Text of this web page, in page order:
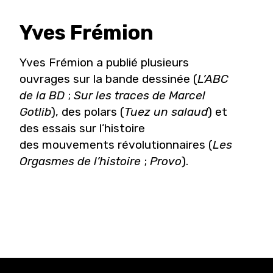
Yves Frémion
Yves Frémion a publié plusieurs
ouvrages sur la bande dessinée (L’ABC
de la BD ; Sur les traces de Marcel
Gotlib), des polars (Tuez un salaud) et
des essais sur l’histoire
des mouvements révolutionnaires (Les
Orgasmes de l’histoire ; Provo).